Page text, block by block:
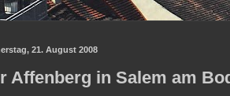
21. August 2008
Affenberg in Salem am